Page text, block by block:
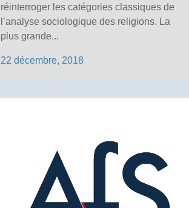
réinterroger les catégories classiques de
l’analyse sociologique des religions. La
plus grande...
22 décembre, 2018